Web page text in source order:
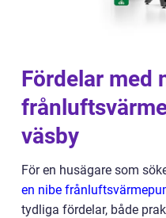
Fördelar med
väsby
För en husägare som
en nibe
tydliga fördelar, både